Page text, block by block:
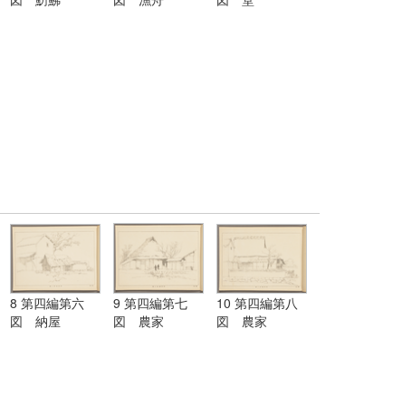
8 第四編第六
図 納屋
9 第四編第七
図 農家
10 第四編第八
図 農家